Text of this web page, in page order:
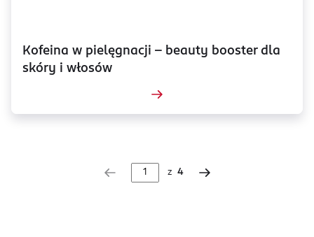
Kofeina w pielęgnacji – beauty booster dla
skóry i włosów
z 4